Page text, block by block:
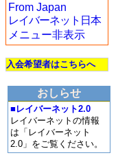
From Japan
レイバーネット日本
メニュー非表示
入会希望者はこちらへ
おしらせ
■レイバーネット2.0
レイバーネットの情報
は「レイバーネット
2.0」をご覧ください。